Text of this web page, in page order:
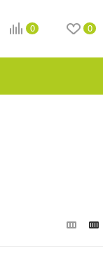
0 0